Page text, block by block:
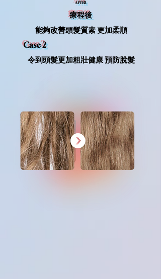
AFTER
療程後
能夠改善頭髮質素 更加柔順
Case 2
令到頭髮更加粗壯健康 預防脫髮